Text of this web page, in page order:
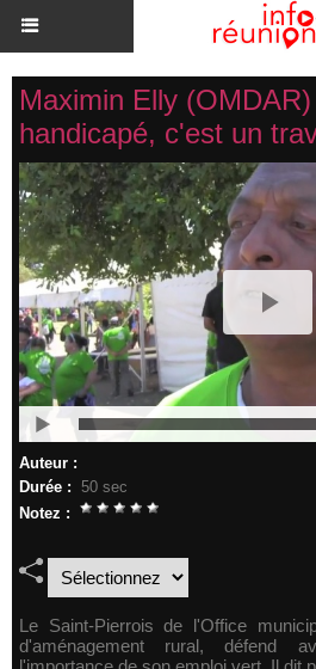
Maximin Elly
handicapé, c'est un
Auteur :
Durée : 50 sec
Notez :
Le Saint-Pierrois de l'Office
d'aménagement rural, défend